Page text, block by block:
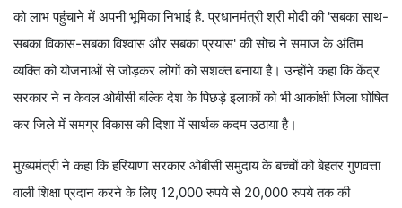
को लाभ पहुंचाने में अपनी भूमिका निभाई है. प्रधानमंत्री श्री मोदी की 'सबका साथ-
सबका विकास-सबका विश्वास और सबका प्रयास' की सोच ने समाज के अंतिम
व्यक्ति को योजनाओं से जोड़कर लोगों को सशक्त बनाया है। उन्होंने कहा कि केंद्र
सरकार ने न केवल ओबीसी बल्कि देश के पिछड़े इलाकों को भी आकांक्षी जिला घोषित
कर जिले में समग्र विकास की दिशा में सार्थक कदम उठाया है।
मुख्यमंत्री ने कहा कि हरियाणा सरकार ओबीसी समुदाय के बच्चों को बेहतर गुणवत्ता
वाली शिक्षा प्रदान करने के लिए 12,000 रुपये से 20,000 रुपये तक की